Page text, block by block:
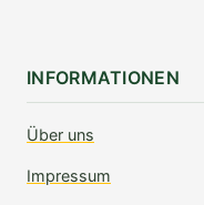
INFORMATIONEN
Über uns
Impressum